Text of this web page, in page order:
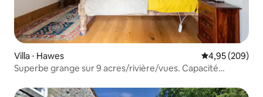
Villa ⋅ Hawes Évaluation
4,95 (209)
Superbe grange sur 9 acres/rivière/vues. Capacité